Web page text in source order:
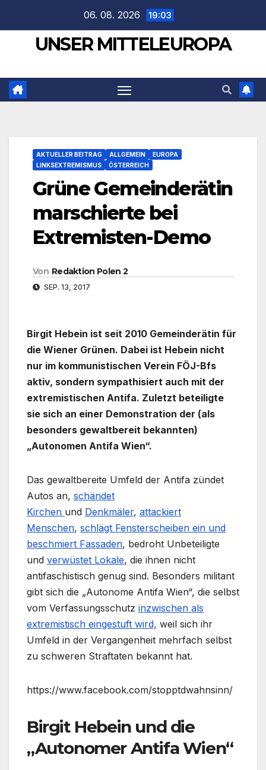
springen
06. 08. 2026 19:03
UNSER MITTELEUROPA
AKTUELLER BEITRAG ALLGEMEIN
EUROPA
LINKSEXTREMISMUS
ÖSTERREICH
Grüne Gemeinderätin
marschierte bei
Extremisten-Demo
Von Redaktion Polen 2
SEP. 13, 2017
Birgit Hebein ist seit 2010 Gemeinderätin für
die Wiener Grünen. Dabei ist Hebein nicht
nur im kommunistischen Verein FÖJ-Bfs
aktiv, sondern sympathisiert auch mit der
extremistischen Antifa. Zuletzt beteiligte
sie sich an einer Demonstration der (als
besonders gewaltbereit bekannten)
„Autonomen Antifa Wien“.
Das gewaltbereite Umfeld der Antifa zündet
Autos an, schändet
Kirchen und Denkmäler, attackiert
Menschen, schlägt Fensterscheiben ein und
beschmiert Fassaden, bedroht Unbeteiligte
und verwüstet Lokale, die ihnen nicht
antifaschistisch genug sind. Besonders militant
gibt sich die „Autonome Antifa Wien“, die selbst
vom Verfassungsschutz inzwischen als
extremistisch eingestuft wird, weil sich ihr
Umfeld in der Vergangenheit mehrfach selbst
zu schweren Straftaten bekannt hat.
https://www.facebook.com/stopptdwahnsinn/
Birgit Hebein und die
„Autonomer Antifa Wien“